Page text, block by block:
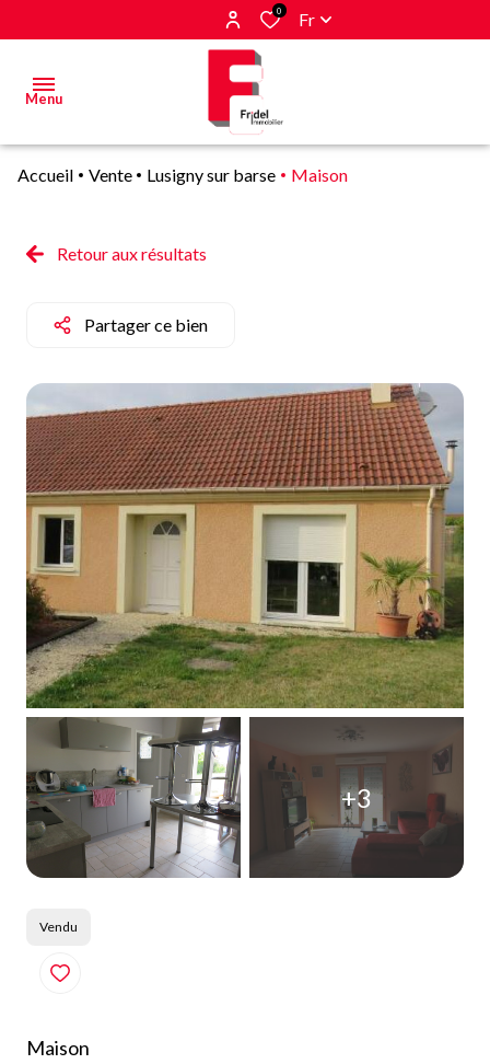
0 Fr
Menu
Estimer
vendus
Alerte
E-mail
Qui
sommes-
nous
Blog
Accueil Vente Lusigny sur barse Maison
Retour aux résultats
Partager ce bien
+3
Vendu
Maison